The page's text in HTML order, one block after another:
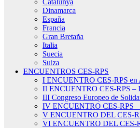
Catalunya
Dinamarca
España
Francia
Gran Bretaña
Italia
Suecia
Suiza
ENCUENTROS CES-RPS
I ENCUENTRO CES-RPS en
II ENCUENTRO CES-RPS –
III Congreso Europeo de
IV ENCUENTRO CES-RPS
V ENCUENTRO DEL CES-
VI ENCUENTRO DEL CES-